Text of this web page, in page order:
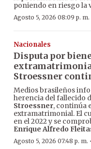
poniendo en riesgo la
Agosto 5, 2026 08:09 p. m.
Nacionales
Disputa por
Stroessner
Medios brasileños
herencia del fallecido
Stroessner, continúa
extramatrimonial. El
en el 2022 y se
Enrique Alfredo
Agosto 5, 2026 07:48 p. m. ·